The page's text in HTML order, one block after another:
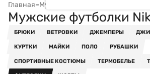
Главная–Мужчинам
Мужские футболки
БРЮКИ ВЕТРОВКИ ДЖЕМПЕРЫ
КУРТКИ МАЙКИ ПОЛО РУБАШКИ
СПОРТИВНЫЕ КОСТЮМЫ ТЕРМОБЕЛЬЕ